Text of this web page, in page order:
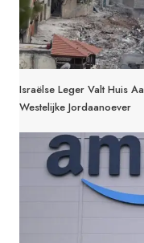
Israëlse Leger Valt Huis
Westelijke Jordaanoever